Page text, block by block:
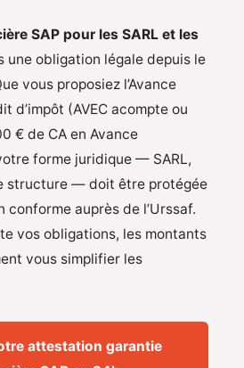
SAP pour les SARL et les
une obligation légale depuis le
vous proposiez l’Avance
d’impôt (AVEC acompte ou
€ de CA en Avance
forme juridique — SARL,
structure — doit être protégée
auprès de l’Urssaf.
vos obligations, les montants
vous simplifier les
attestation garantie